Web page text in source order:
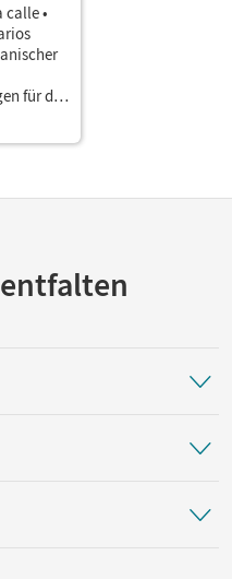
calle •
für den